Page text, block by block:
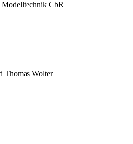
GbR
Thomas Wolter